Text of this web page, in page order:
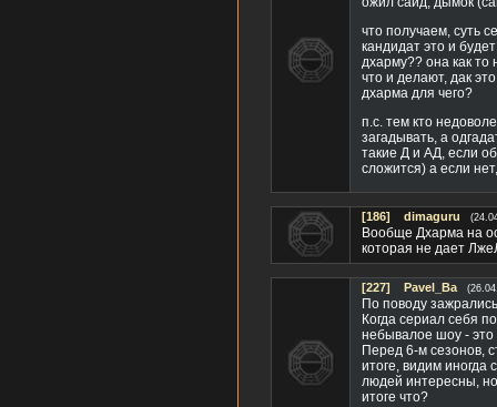
что получаем, суть
кандидат это и
дхарму?? она как то
что и делают, дак
дхарма для чего?
п.с. тем кто
загадывать, а
такие Д и АД, если
сложится) а если
[186] dimaguru
Вообще Дхарма на
которая не дает
[227] Pavel_Ba
По поводу
Когда сериал себя
небывалое шоу - это
Перед 6-м сезонов,
итоге, видим иногда
людей интересны,
итоге что?